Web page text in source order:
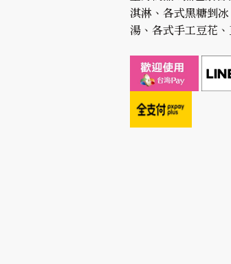
淇淋、各式黑糖剉
湯、各式手工豆花